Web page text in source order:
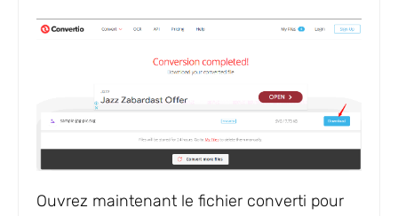
Ouvrez maintenant le fichier converti pour